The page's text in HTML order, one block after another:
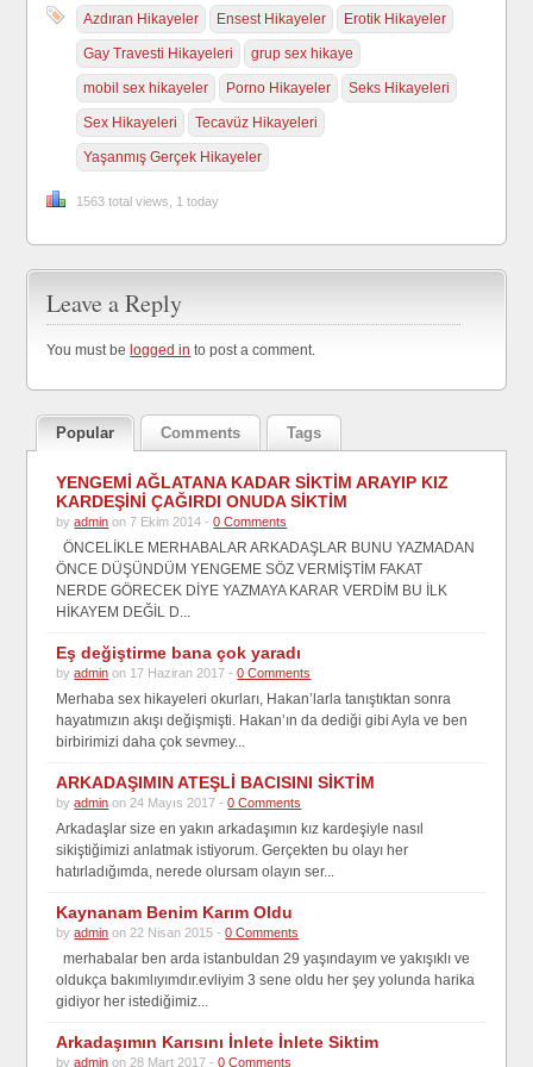
Azdıran Hikayeler Ensest Hikayeler Erotik Hikayeler
Gay Travesti Hikayeleri grup sex hikaye
mobil sex hikayeler Porno Hikayeler Seks Hikayeleri
Sex Hikayeleri Tecavüz Hikayeleri
Yaşanmış Gerçek Hikayeler
1563 total views, 1 today
Leave a Reply
You must belogged in to post a comment.
Popular Comments Tags
YENGEMİ AĞLATANA KADAR SİKTİM ARAYIP KIZ
KARDEŞİNİ ÇAĞIRDI ONUDA SİKTİM
byadmin on 7 Ekim 2014 -0 Comments
ÖNCELİKLE MERHABALAR ARKADAŞLAR BUNU YAZMADAN
ÖNCE DÜŞÜNDÜM YENGEME SÖZ VERMİŞTİM FAKAT
NERDE GÖRECEK DİYE YAZMAYA KARAR VERDİM BU İLK
HİKAYEM DEĞİL D...
Eş değiştirme bana çok yaradı
byadmin on 17 Haziran 2017 -0 Comments
Merhaba sex hikayeleri okurları, Hakan’larla tanıştıktan sonra
hayatımızın akışı değişmişti. Hakan’ın da dediği gibi Ayla ve ben
birbirimizi daha çok sevmey...
ARKADAŞIMIN ATEŞLİ BACISINI SİKTİM
byadmin on 24 Mayıs 2017 -0 Comments
Arkadaşlar size en yakın arkadaşımın kız kardeşiyle nasıl
sikiştiğimizi anlatmak istiyorum. Gerçekten bu olayı her
hatırladığımda, nerede olursam olayın ser...
Kaynanam Benim Karım Oldu
byadmin on 22 Nisan 2015 -0 Comments
merhabalar ben arda istanbuldan 29 yaşındayım ve yakışıklı ve
oldukça bakımlıyımdır.evliyim 3 sene oldu her şey yolunda harika
gidiyor her istediğimiz...
Arkadaşımın Karısını İnlete İnlete Siktim
byadmin on 28 Mart 2017 -0 Comments